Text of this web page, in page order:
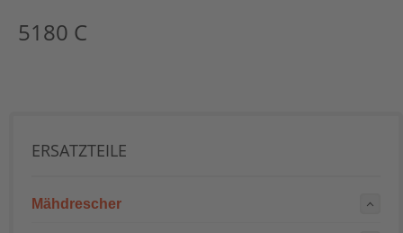
5180 C
ERSATZTEILE
Mähdrescher